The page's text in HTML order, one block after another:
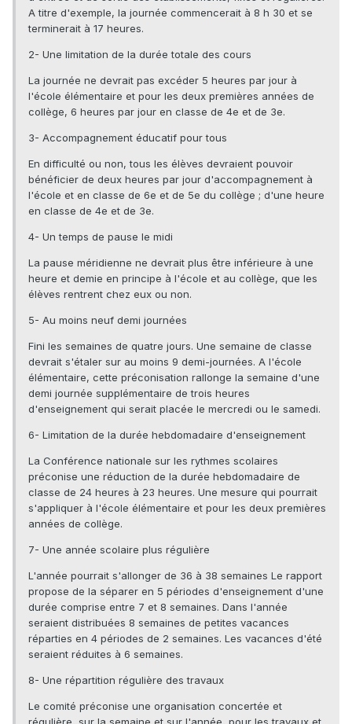
A titre d'exemple, la journée commencerait à 8 h 30 et se
terminerait à 17 heures.
2- Une limitation de la durée totale des cours
La journée ne devrait pas excéder 5 heures par jour à
l'école élémentaire et pour les deux premières années de
collège, 6 heures par jour en classe de 4e et de 3e.
3- Accompagnement éducatif pour tous
En difficulté ou non, tous les élèves devraient pouvoir
bénéficier de deux heures par jour d'accompagnement à
l'école et en classe de 6e et de 5e du collège ; d'une heure
en classe de 4e et de 3e.
4- Un temps de pause le midi
La pause méridienne ne devrait plus être inférieure à une
heure et demie en principe à l'école et au collège, que les
élèves rentrent chez eux ou non.
5- Au moins neuf demi journées
Fini les semaines de quatre jours. Une semaine de classe
devrait s'étaler sur au moins 9 demi-journées. A l'école
élémentaire, cette préconisation rallonge la semaine d'une
demi journée supplémentaire de trois heures
d'enseignement qui serait placée le mercredi ou le samedi.
6- Limitation de la durée hebdomadaire d'enseignement
La Conférence nationale sur les rythmes scolaires
préconise une réduction de la durée hebdomadaire de
classe de 24 heures à 23 heures. Une mesure qui pourrait
s'appliquer à l'école élémentaire et pour les deux premières
années de collège.
7- Une année scolaire plus régulière
L'année pourrait s'allonger de 36 à 38 semaines Le rapport
propose de la séparer en 5 périodes d'enseignement d'une
durée comprise entre 7 et 8 semaines. Dans l'année
seraient distribuées 8 semaines de petites vacances
réparties en 4 périodes de 2 semaines. Les vacances d'été
seraient réduites à 6 semaines.
8- Une répartition régulière des travaux
Le comité préconise une organisation concertée et